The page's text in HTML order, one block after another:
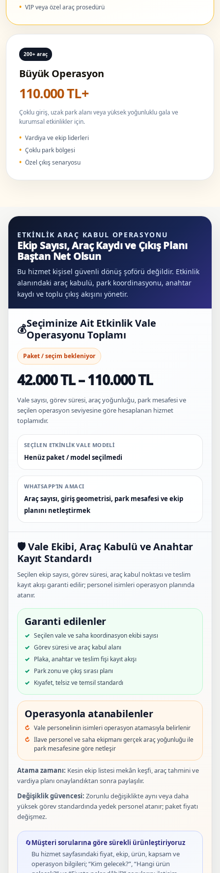
VIP veya özel araç prosedürü
200+ araç
Büyük Operasyon
110.000 TL+
Çoklu giriş, uzak park alanı veya yüksek yoğunluklu gala ve
kurumsal etkinlikler için.
Vardiya ve ekip liderleri
Çoklu park bölgesi
Özel çıkış senaryosu
ETKINLIK ARAÇ KABUL OPERASYONU
Ekip Sayısı, Araç Kaydı ve Çıkış Planı
Baştan Net Olsun
Bu hizmet kişisel güvenli dönüş şoförü değildir. Etkinlik
alanındaki araç kabulü, park koordinasyonu, anahtar
kaydı ve toplu çıkış akışını yönetir.
💰Seçiminize Ait Etkinlik Vale
Operasyonu Toplamı
Paket / seçim bekleniyor
42.000 TL – 110.000 TL
Vale sayısı, görev süresi, araç yoğunluğu, park mesafesi ve
seçilen operasyon seviyesine göre hesaplanan hizmet
toplamıdır.
SEÇILEN ETKINLIK VALE MODELI
Henüz paket / model seçilmedi
WHATSAPP’IN AMACI
Araç sayısı, giriş geometrisi, park mesafesi ve ekip
planını netleştirmek
🛡️ Vale Ekibi, Araç Kabulü ve Anahtar
Kayıt Standardı
Seçilen ekip sayısı, görev süresi, araç kabul noktası ve teslim
kayıt akışı garanti edilir; personel isimleri operasyon planında
atanır.
Garanti edilenler
Seçilen vale ve saha koordinasyon ekibi sayısı
Görev süresi ve araç kabul alanı
Plaka, anahtar ve teslim fişi kayıt akışı
Park zonu ve çıkış sırası planı
Kıyafet, telsiz ve temsil standardı
Operasyonla atanabilenler
Vale personelinin isimleri operasyon atamasıyla belirlenir
İlave personel ve saha ekipmanı gerçek araç yoğunluğu ile
park mesafesine göre netleşir
Atama zamanı: Kesin ekip listesi mekân keşfi, araç tahmini ve
vardiya planı onaylandıktan sonra paylaşılır.
Değişiklik güvencesi: Zorunlu değişiklikte aynı veya daha
yüksek görev standardında yedek personel atanır; paket fiyatı
değişmez.
🔄Müşteri sorularına göre sürekli ürünleştiriyoruz
Bu hizmet sayfasındaki fiyat, ekip, ürün, kapsam ve
operasyon bilgileri; “Kim gelecek?”, “Hangi ürün